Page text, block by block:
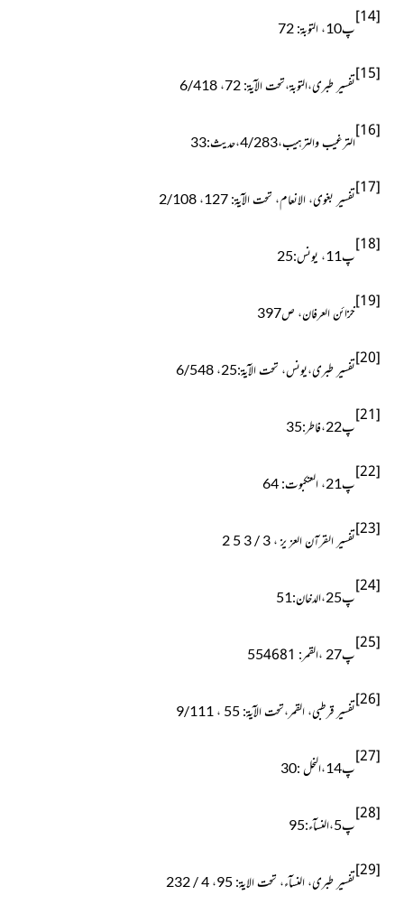
[14] پ10، التوبۃ: 72
[15] تفسیر طبری،التوبۃ،تحت الآیۃ: 72، 6/418
[16] الترغیب والترہیب،4/283،حدیث:33
[17] تفسیر بغوی، الانعام، تحت الآیۃ: 127، 2/108
[18] پ11، یونس:25
[19] خزائن العرفان، ص397
[20] تفسیر طبری،یونس، تحت الآیۃ:25، 6/548
[21] پ22،فاطر:35
[22] پ21، العنکبوت: 64
[23] تفسیر القرآن العز یز ، 3 / 3 5 2
[24] پ25،الدخان:51
[25] پ27 ،القمر: 55
4681
[26]
تفسیر قرطبی، القمر،تحت الآیۃ: 55 ، 9/111
[27] پ14،النحل :30
[28] پ5،النسآء:95
[29] تفسیر طبری، النسآء، تحت الایۃ: 95، 4 / 232